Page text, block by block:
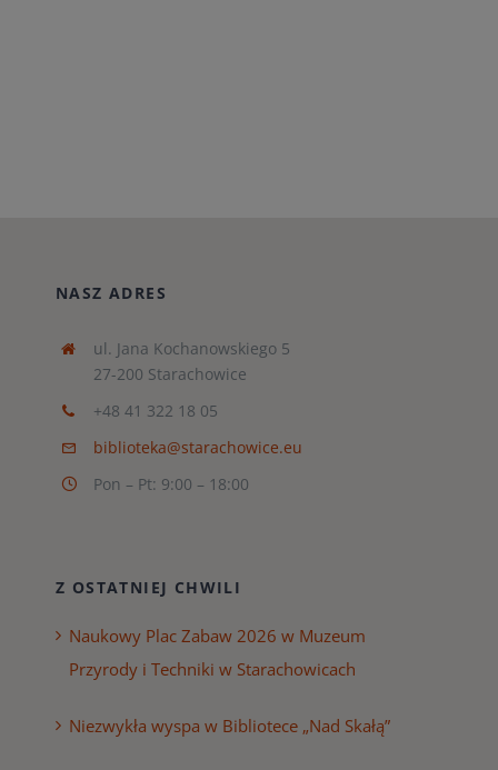
NASZ ADRES
ul. Jana Kochanowskiego 5
27-200 Starachowice
+48 41 322 18 05
biblioteka@starachowice.eu
Pon – Pt: 9:00 – 18:00
Z OSTATNIEJ CHWILI
Naukowy Plac Zabaw 2026 w Muzeum
Przyrody i Techniki w Starachowicach
Niezwykła wyspa w Bibliotece „Nad Skałą”